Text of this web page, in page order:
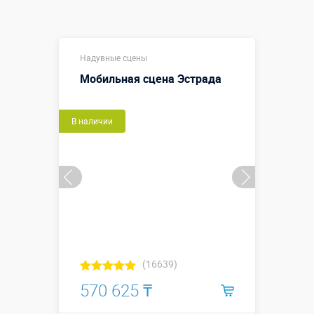
Надувные сцены
Мобильная сцена Эстрада
В наличии
(16639)
570 625 ₸